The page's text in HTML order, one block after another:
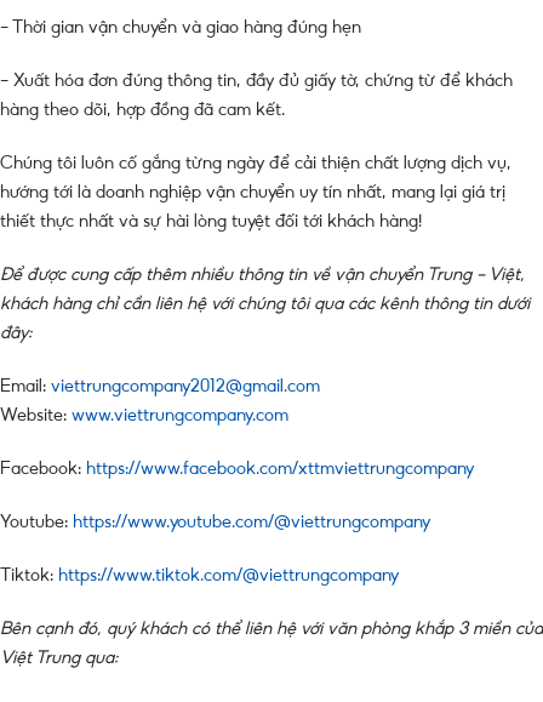
– Thời gian vận chuyển và giao hàng đúng hẹn
– Xuất hóa đơn đúng thông tin, đầy đủ giấy tờ, chứng từ để khách
hàng theo dõi, hợp đồng đã cam kết.
Chúng tôi luôn cố gắng từng ngày để cải thiện chất lượng dịch vụ,
hướng tới là doanh nghiệp vận chuyển uy tín nhất, mang lại giá trị
thiết thực nhất và sự hài lòng tuyệt đối tới khách hàng!
Để được cung cấp thêm nhiều thông tin về vận chuyển Trung – Việt,
khách hàng chỉ cần liên hệ với chúng tôi qua các kênh thông tin dưới
đây:
Email: viettrungcompany2012@gmail.com
Website: www.viettrungcompany.com
Facebook: https://www.facebook.com/xttmviettrungcompany
Youtube: https://www.youtube.com/@viettrungcompany
Tiktok: https://www.tiktok.com/@viettrungcompany
Bên cạnh đó, quý khách có thể liên hệ với văn phòng khắp 3 miền của
Việt Trung qua: